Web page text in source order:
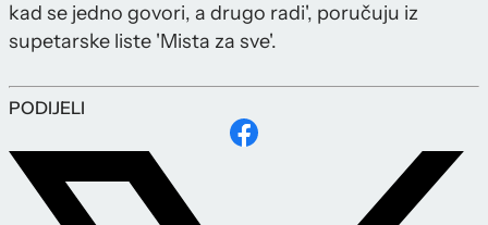
kad se jedno govori, a drugo radi', poručuju iz
supetarske liste 'Mista za sve'.
PODIJELI